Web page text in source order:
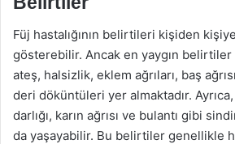
Füj hastalığının belirtileri kişiden
gösterebilir. Ancak en yaygın belirtiler
ateş, halsizlik, eklem ağrıları, baş
deri döküntüleri yer almaktadır.
darlığı, karın ağrısı ve bulantı gibi
da yaşayabilir. Bu belirtiler genellikle